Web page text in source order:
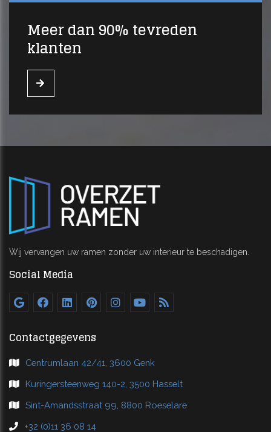
Meer dan 90% tevreden
klanten
Wij vervangen uw ramen zonder uw interieur te beschadigen.
Social Media
Contactgegevens
Centrumlaan 42/41, 3600 Genk
Kuringersteenweg 140-2, 3500 Hasselt
Sint-Amandsstraat 99, 8800 Roeselare
+32 (0)11 36 08 14